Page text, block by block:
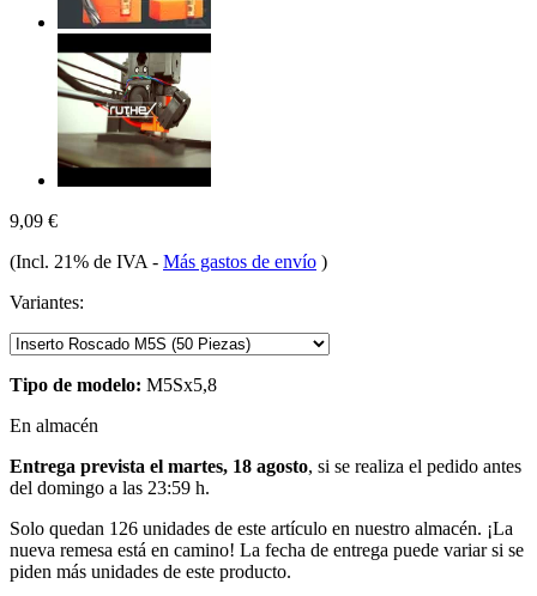
9,09 €
(Incl. 21% de IVA - Más gastos de envío )
Variantes:
Tipo de modelo: M5Sx5,8
En almacén
Entrega prevista el martes, 18 agosto, si se realiza el pedido antes
del domingo a las 23:59 h.
Solo quedan 126 unidades de este artículo en nuestro almacén. ¡La
nueva remesa está en camino! La fecha de entrega puede variar si se
piden más unidades de este producto.